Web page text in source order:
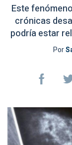
Este
crónicas
podría estar
Por